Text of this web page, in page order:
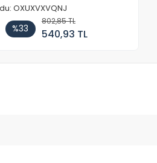
OXUXVXVQNJ
%33
802,85 TL
540,93 TL